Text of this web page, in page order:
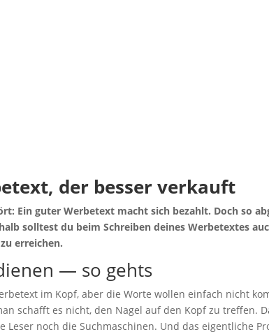
der bes­ser verkauft
Ein guter Wer­be­text macht sich bezahlt. Doch so
soll­test du beim Schrei­ben dei­nes Wer­be­tex­tes
erreichen.
— so gehts
im Kopf, aber die Wor­te wol­len ein­fach nicht
schafft es nicht, den Nagel auf den Kopf zu tref­fen.
noch die Such­ma­schi­nen. Und das eigent­li­che